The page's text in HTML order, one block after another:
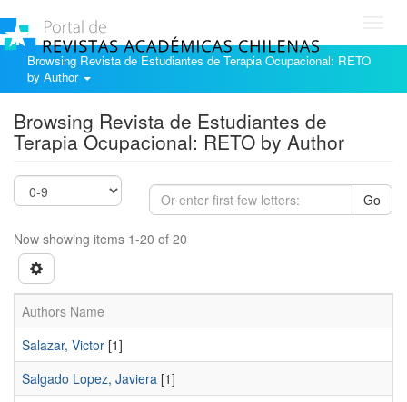
Browsing Revista de Estudiantes de Terapia Ocupacional: RETO
by Author
Browsing Revista de Estudiantes de
Terapia Ocupacional: RETO by Author
Go
Now showing items 1-20 of 20
Authors Name
Salazar, Victor [1]
Salgado Lopez, Javiera [1]